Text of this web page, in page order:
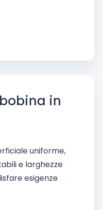
in
uniforme,
e larghezze
esigenze